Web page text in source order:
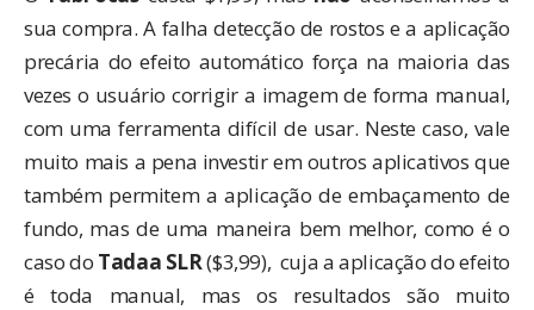
sua compra. A falha detecção de rostos e a aplicação
precária do efeito automático força na maioria das
vezes o usuário corrigir a imagem de forma manual,
com uma ferramenta difícil de usar. Neste caso, vale
muito mais a pena investir em outros aplicativos que
também permitem a aplicação de embaçamento de
fundo, mas de uma maneira bem melhor, como é o
caso do Tadaa SLR($3,99), cuja a aplicação do efeito
é toda manual, mas os resultados são muito